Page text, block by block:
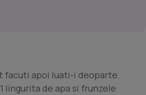
facuti apoi luati-i deoparte.
lingurita de apa si frunzele